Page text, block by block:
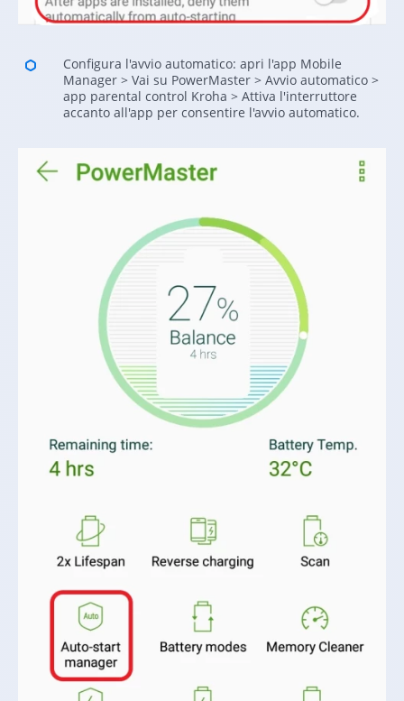
Configura l'avvio automatico: apri l'app Mobile
Manager > Vai su PowerMaster > Avvio automatico >
app parental control Kroha > Attiva l'interruttore
accanto all'app per consentire l'avvio automatico.